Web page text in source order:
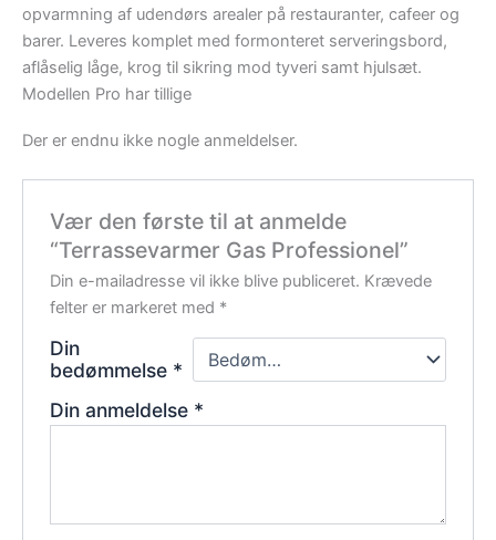
opvarmning af udendørs arealer på restauranter, cafeer og
barer. Leveres komplet med formonteret serveringsbord,
aflåselig låge, krog til sikring mod tyveri samt hjulsæt.
Modellen Pro har tillige
Der er endnu ikke nogle anmeldelser.
Vær den første til at anmelde
“Terrassevarmer Gas Professionel”
Din e-mailadresse vil ikke blive publiceret. Krævede
felter er markeret med *
Din
bedømmelse *
Din anmeldelse *